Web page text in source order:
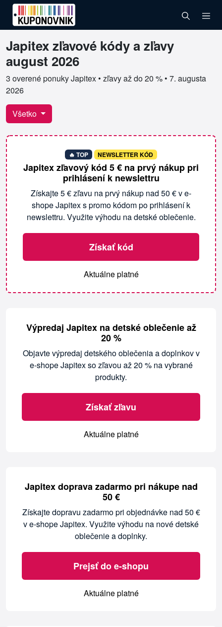
Japitex zľavové kódy a zľavy
august 2026
3 overené ponuky Japitex • zľavy až do 20 % • 7. augusta
2026
Overené kupóny pre Japitex
Všetko
🔥 TOP NEWSLETTER KÓD
Japitex zľavový kód 5 € na prvý nákup pri
prihlásení k newslettru
Získajte 5 € zľavu na prvý nákup nad 50 € v e-
shope Japitex s promo kódom po prihlásení k
newslettru. Využite výhodu na detské oblečenie.
Získať kód
Aktuálne platné
Výpredaj Japitex na detské oblečenie až
20 %
Objavte výpredaj detského oblečenia a doplnkov v
e-shope Japitex so zľavou až 20 % na vybrané
produkty.
Získať zľavu
Aktuálne platné
Japitex doprava zadarmo pri nákupe nad
50 €
Získajte dopravu zadarmo pri objednávke nad 50 €
v e-shope Japitex. Využite výhodu na nové detské
oblečenie a doplnky.
Prejsť do e-shopu
Aktuálne platné